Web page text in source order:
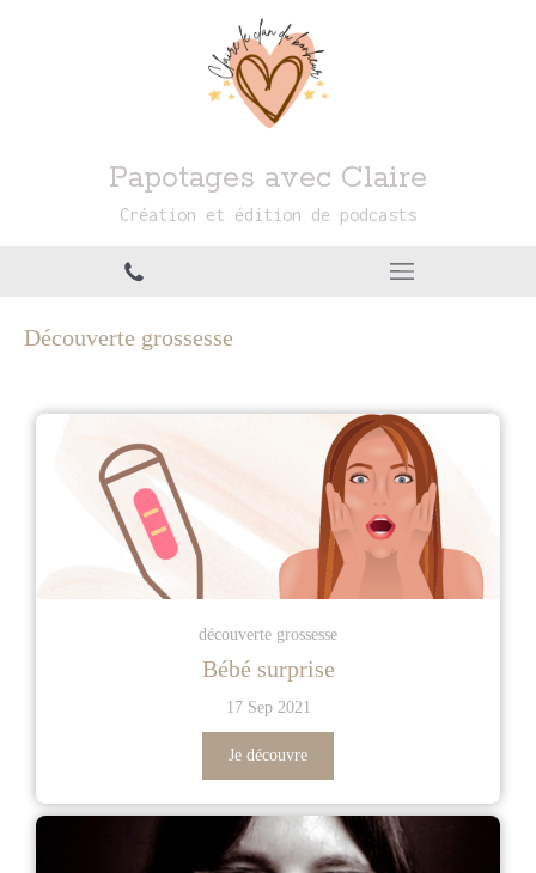
Papotages avec Claire
Création et édition de podcasts
Découverte grossesse
découverte grossesse
Bébé surprise
17 Sep 2021
Je découvre